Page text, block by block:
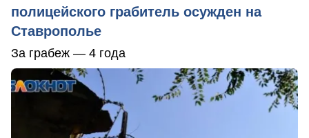
полицейского грабитель осужден на
Ставрополье
За грабеж — 4 года